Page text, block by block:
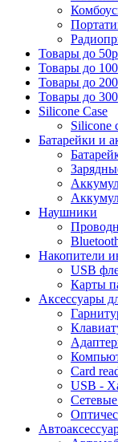
Товары до 50р
Товары до
Товары до
Товары до
Silicone Case
Silicone
Батарейки и
Наушники
Накопители
USB
Карты
Аксессуары
Card
USB -